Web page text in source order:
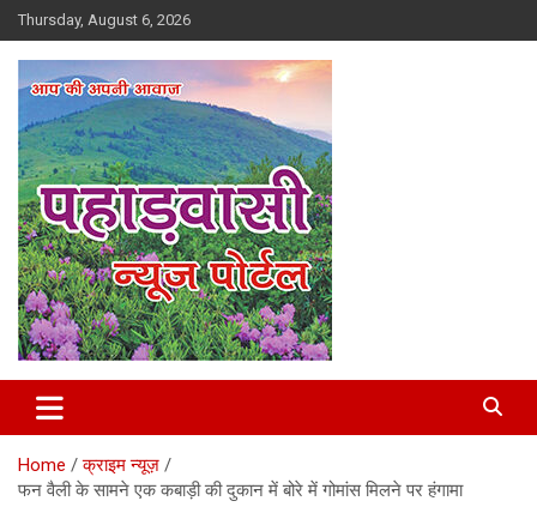
Skip
to
content
Thursday, August 6, 2026
Pahadvasi
Home
क्राइम न्यूज़
फन वैली के सामने एक कबाड़ी की दुकान में बोरे में गोमांस मिलने पर हंगामा